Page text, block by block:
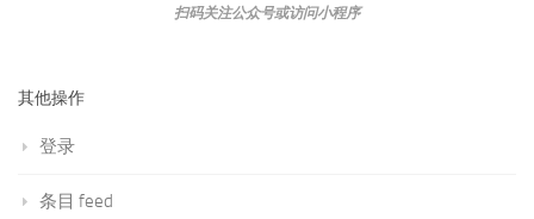
扫码关注公众号或访问小程序
其他操作
登录
条目 feed